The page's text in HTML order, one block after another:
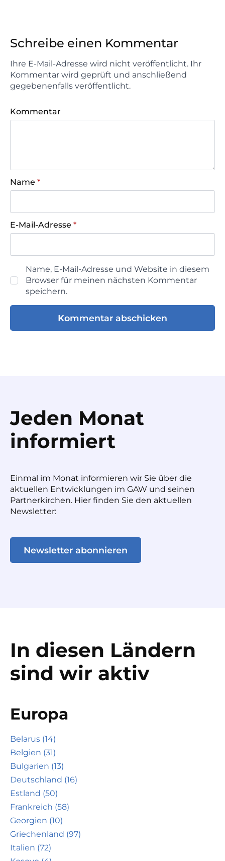
Schreibe einen Kommentar
Ihre E-Mail-Adresse wird nicht veröffentlicht. Ihr
Kommentar wird geprüft und anschließend
gegebenenfalls veröffentlicht.
Kommentar
Name *
E-Mail-Adresse *
Name, E-Mail-Adresse und Website in diesem
Browser für meinen nächsten Kommentar
speichern.
Jeden Monat
informiert
Einmal im Monat informieren wir Sie über die
aktuellen Entwicklungen im GAW und seinen
Partnerkirchen. Hier finden Sie den aktuellen
Newsletter:
Newsletter abonnieren
In diesen Ländern
sind wir aktiv
Europa
Belarus (14)
Belgien (31)
Bulgarien (13)
Deutschland (16)
Estland (50)
Frankreich (58)
Georgien (10)
Griechenland (97)
Italien (72)